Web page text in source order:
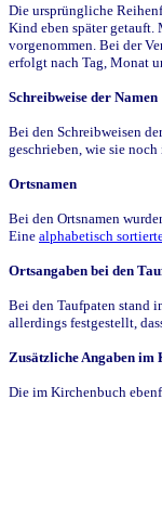
Die ursprüngliche
Kind eben später getauft.
vorgenommen. Bei der
erfolgt nach Tag, Monat
Schreibweise der Namen
Bei den Schreibweisen
geschrieben, wie sie
Ortsnamen
Bei den Ortsnamen
Eine alphabetisch
Ortsangaben bei den
Bei den Taufpaten stand
allerdings festgestellt,
Zusätzliche Angaben im
Die im Kirchenbuch